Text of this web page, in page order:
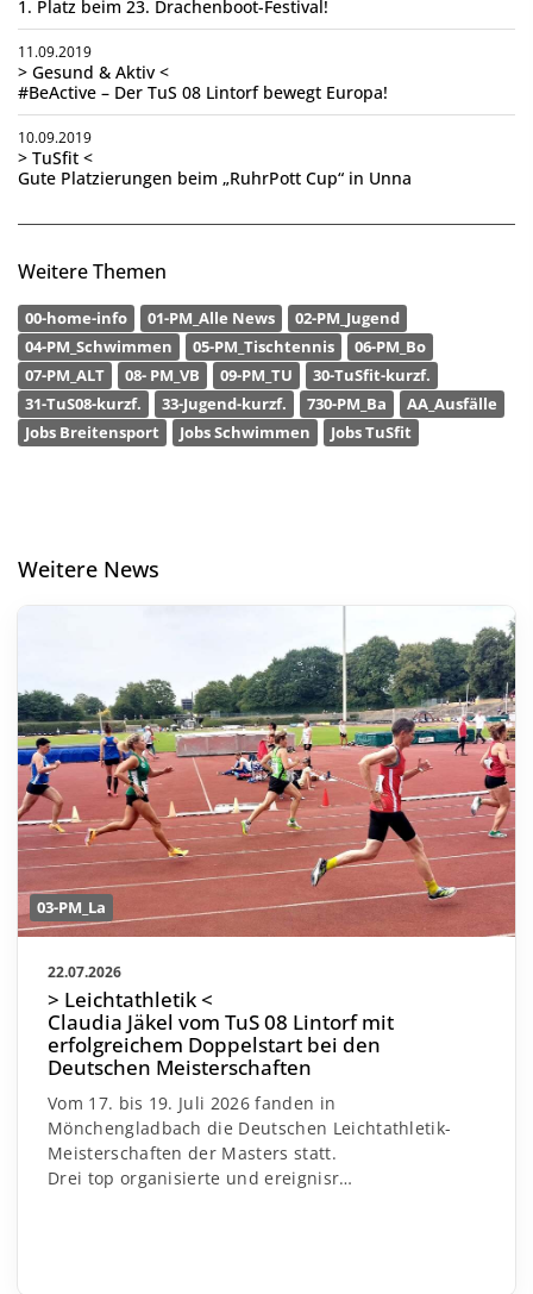
1. Platz beim 23. Drachenboot-Festival!
11.09.2019
> Gesund & Aktiv <
#BeActive – Der TuS 08 Lintorf bewegt Europa!
10.09.2019
> TuSfit <
Gute Platzierungen beim „RuhrPott Cup“ in Unna
Weitere Themen
00-home-info 01-PM_Alle News
02-PM_Jugend
04-PM_Schwimmen
05-PM_Tischtennis
06-PM_Bo
07-PM_ALT
08- PM_VB 09-PM_TU
30-TuSfit-kurzf.
31-TuS08-kurzf.
33-Jugend-kurzf. 730-PM_Ba
AA_Ausfälle
Jobs Breitensport
Jobs Schwimmen Jobs TuSfit
Weitere News
03-PM_La
22.07.2026
> Leichtathletik <
Claudia Jäkel vom TuS 08 Lintorf mit
erfolgreichem Doppelstart bei den
Deutschen Meisterschaften
Vom 17. bis 19. Juli 2026 fanden in
Mönchengladbach die Deutschen Leichtathletik-
Meisterschaften der Masters statt.
Drei top organisierte und ereignisr…